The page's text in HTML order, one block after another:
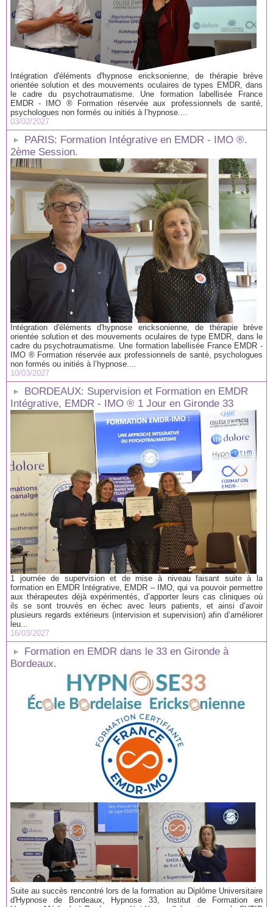
Intégration d'éléments d'hypnose ericksonienne, de thérapie brève
orientée solution et des mouvements oculaires de types EMDR, dans
le cadre du psychotraumatisme. Une formation labellisée France
EMDR - IMO ® Formation réservée aux professionnels de santé,
psychologues non formés ou initiés à l’hypnose....
03/02/2027
PARIS: Formation Intégrative en EMDR - IMO ®.
2ème Session.
Intégration d'éléments d'hypnose ericksonienne, de thérapie brève
orientée solution et des mouvements oculaires de type EMDR, dans le
cadre du psychotraumatisme. Une formation labellisée France EMDR -
IMO ® Formation réservée aux professionnels de santé, psychologues
non formés ou initiés à l’hypnose....
10/03/2027
BORDEAUX: Supervision et Formation en EMDR
Intégrative, EMDR - IMO ® 1 Jour en Gironde 33
1 journée de supervision et de mise à niveau faisant suite à la
formation en EMDR Intégrative, EMDR – IMO, qui va pouvoir permettre
aux thérapeutes déjà expérimentés, d’apporter leurs cas cliniques où
ils se sont trouvés en échec avec leurs patients, et ainsi d’avoir
plusieurs regards extérieurs (intervision et supervision) afin d’améliorer
leu...
16/03/2027
Formation en EMDR dans le 33 en Gironde à
Bordeaux.
Suite au succès rencontré lors de la formation au Diplôme Universitaire
d'Hypnose de Bordeaux, Hypnose 33, Institut de Formation en